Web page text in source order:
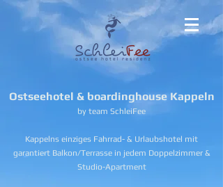
Ostseehotel & boardinghouse Kappeln
by team SchleiFee
Kappelns einziges Fahrrad- & Urlaubshotel mit
garantiert Balkon/Terrasse in jedem Doppelzimmer &
Studio-Apartment